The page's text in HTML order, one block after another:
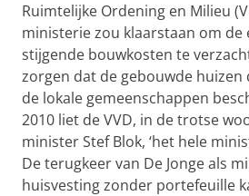
Ruimtelijke Ordening en Milieu
ministerie zou klaarstaan om de
stijgende bouwkosten te
zorgen dat de gebouwde huizen
de lokale gemeenschappen
2010 liet de VVD, in de trotse
minister Stef Blok, ‘het hele
De terugkeer van De Jonge als
huisvesting zonder portefeuille